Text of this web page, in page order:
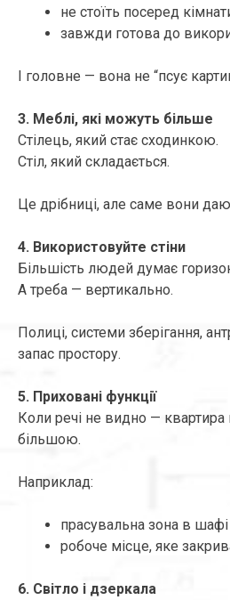
не стоїть посеред
завжди готова до
І головне — вона не “псує
3. Меблі, які можуть більше
Стілець, який стає сходинкою.
Стіл, який складається.
Це дрібниці, але саме вони
4. Використовуйте стіни
Більшість людей думає
А треба — вертикально.
Полиці, системи зберігання,
запас простору.
5. Приховані функції
Коли речі не видно — квартира
більшою.
Наприклад:
прасувальна зона в шафі
робоче місце, яке
6. Світло і дзеркала